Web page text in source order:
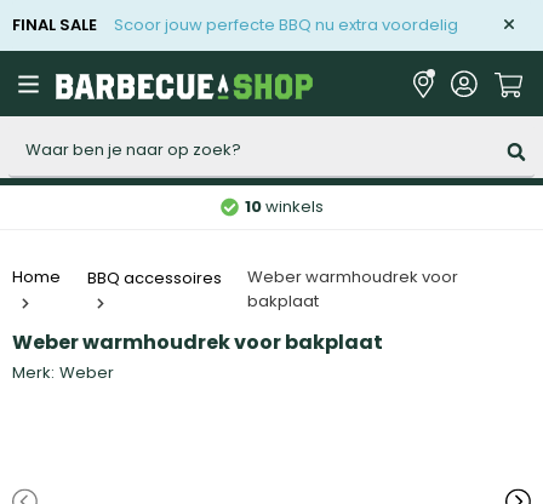
FINAL SALE Scoor jouw perfecte BBQ nu extra voordelig
10winkels
Home BBQ accessoires
Weber warmhoudrek voor
bakplaat
Weber warmhoudrek voor bakplaat
Merk: Weber